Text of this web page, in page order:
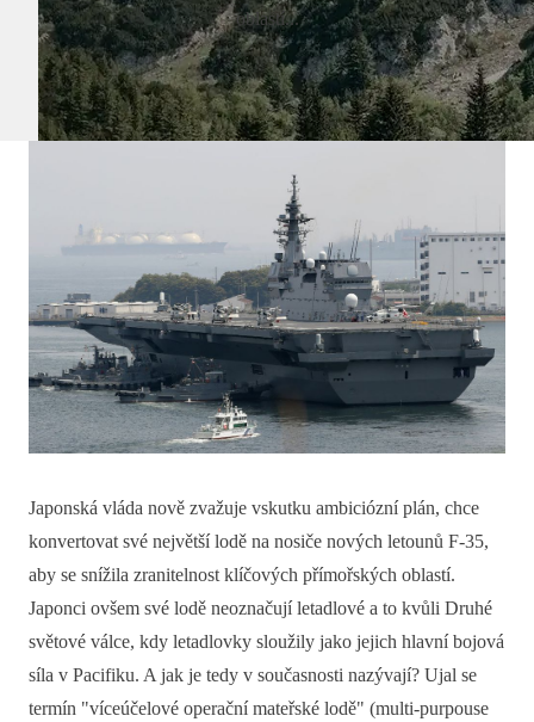
oblastí...
Japonská vláda nově zvažuje vskutku ambiciózní plán, chce
konvertovat své největší lodě na nosiče nových letounů F-35,
aby se snížila zranitelnost klíčových přímořských oblastí.
Japonci ovšem své lodě neoznačují letadlové a to kvůli Druhé
světové válce, kdy letadlovky sloužily jako jejich hlavní bojová
síla v Pacifiku. A jak je tedy v současnosti nazývají? Ujal se
termín "víceúčelové operační mateřské lodě" (multi-purpouse